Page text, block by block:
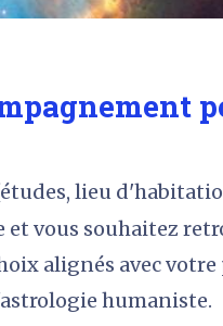
lieu
vous souhaitez
alignés avec
humaniste.